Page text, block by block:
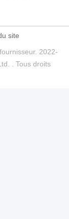
site
2022-
. Tous droits